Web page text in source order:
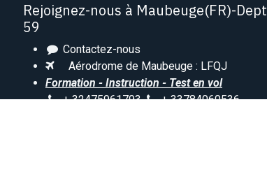
Rejoignez-nous à Maubeuge(FR)-Dept
59
Contactez-nous
Aérodrome de Maubeuge : LFQJ
Formation - Instruction - Test en vol
+ 32475961793
+ 33784060536